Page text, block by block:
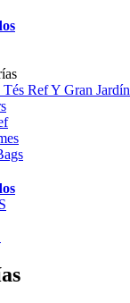
Ref Y Gran Jardín